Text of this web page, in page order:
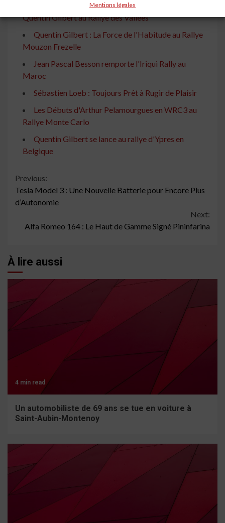
Mentions légales
Automobile : Un succès sur toute la ligne pour
Quentin Gilbert au Rallye des Vallées
Quentin Gilbert : La Force de l'Habitude au Rallye
Mouzon Frezelle
Jean Pascal Besson remporte l'Iriqui Rally au
Maroc
Sébastien Loeb : Toujours Prêt à Rugir de Plaisir
Les Débuts d'Arthur Pelamourgues en WRC3 au
Rallye Monte Carlo
Quentin Gilbert se lance au rallye d'Ypres en
Belgique
Continue
Reading
Previous:
Tesla Model 3 : Une Nouvelle Batterie pour Encore Plus
d’Autonomie
Next:
Alfa Romeo 164 : Le Haut de Gamme Signé Pininfarina
À lire aussi
4 min read
Un automobiliste de 69 ans se tue en voiture à
Saint-Aubin-Montenoy